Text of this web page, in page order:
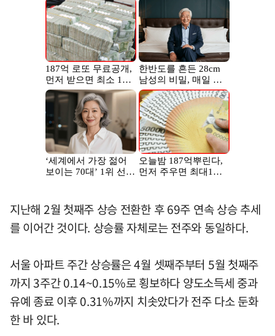
지난해 2월 첫째주 상승 전환한 후 69주 연속 상승 추세
를 이어간 것이다. 상승률 자체로는 전주와 동일하다.
서울 아파트 주간 상승률은 4월 셋째주부터 5월 첫째주
까지 3주간 0.14~0.15%로 횡보하다 양도소득세 중과
유예 종료 이후 0.31%까지 치솟았다가 전주 다소 둔화
한 바 있다.